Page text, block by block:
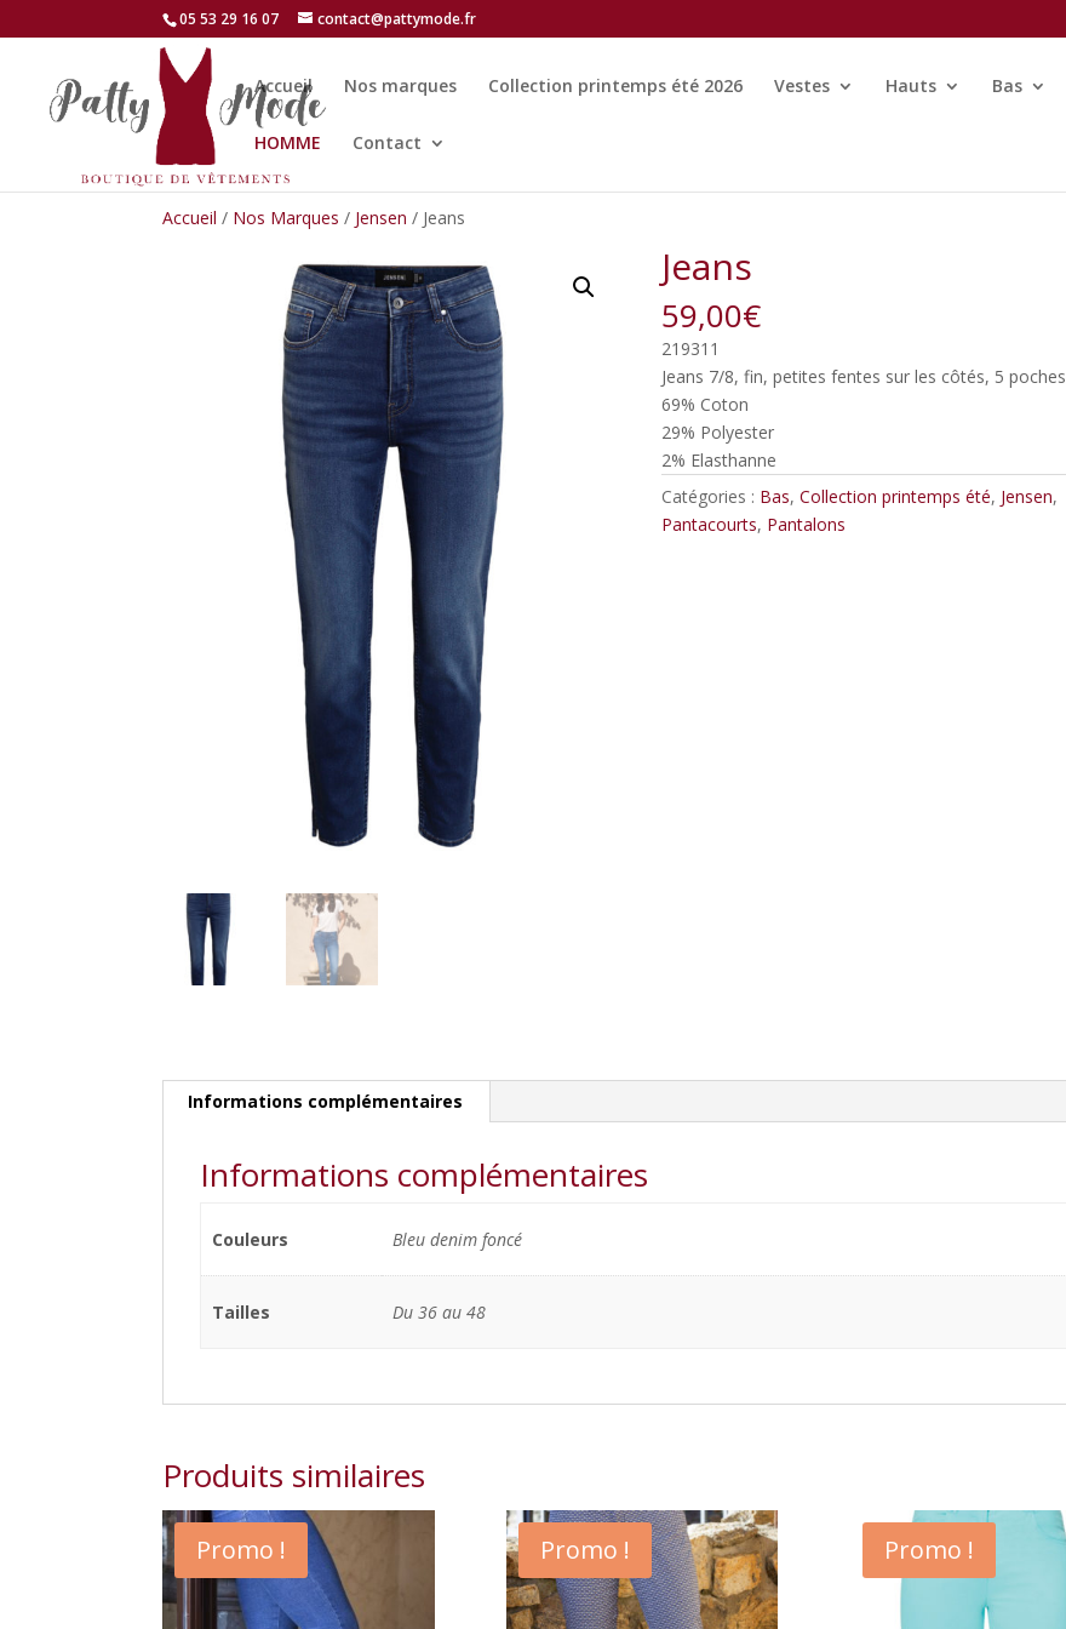
05 53 29 16 07 contact@pattymode.fr
Accueil Nos marques Collection printemps été 2026 Vestes Hauts Bas
HOMME Contact
Accueil / Nos Marques / Jensen / Jeans
Jeans
59,00€
219311
Jeans 7/8, fin, petites fentes sur les côtés, 5 poches
69% Coton
29% Polyester
2% Elasthanne
Catégories : Bas,Collection printemps été, Jensen,
Pantacourts, Pantalons
Informations complémentaires
Informations complémentaires
Couleurs Bleu denim foncé
Tailles Du 36 au 48
Produits similaires
Promo ! Promo ! Promo !